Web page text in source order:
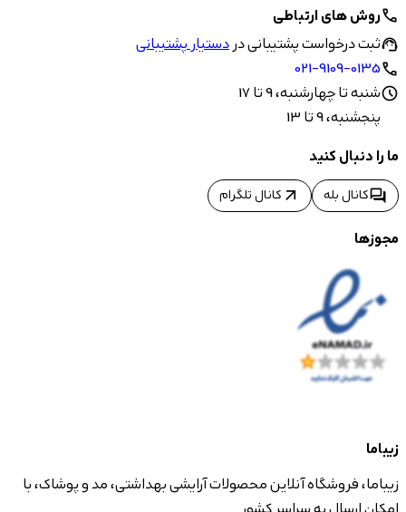
callروش های ارتباطی
support_agentثبت درخواست پشتیبانی دردستیار پشتیبانی
call
021-9109-0135
scheduleشنبه تا چهارشنبه، 9 تا 17
پنجشنبه، 9 تا 13
ما را دنبال کنید
forumکانال بله arrow_outward کانال تلگرام
مجوزها
زیباما
زیباما، فروشگاه آنلاین محصولات آرایشی بهداشتی، مد و پوشاک، با